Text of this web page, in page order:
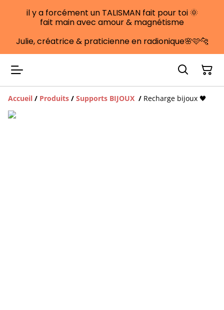
il y a forcément un TALISMAN fait pour toi 🌞
fait main avec amour & magnétisme
Julie, créatrice & praticienne en radionique🌸🩷🐆
Accueil / Produits / Supports BIJOUX / Recharge bijoux 🖤